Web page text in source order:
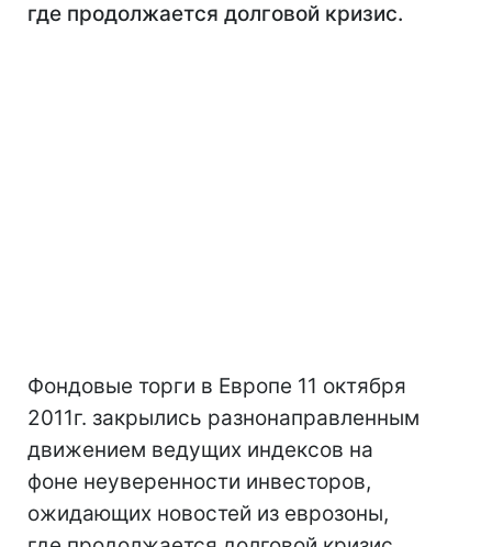
где продолжается долговой кризис.
Фондовые торги в Европе 11 октября
2011г. закрылись разнонаправленным
движением ведущих индексов на
фоне неуверенности инвесторов,
ожидающих новостей из еврозоны,